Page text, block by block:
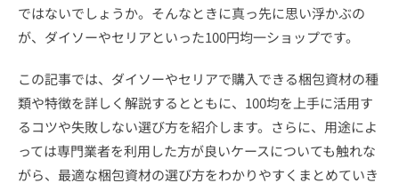
ではないでしょうか。そんなときに真っ先に思い浮かぶの
が、ダイソーやセリアといった100円均一ショップです。
この記事では、ダイソーやセリアで購入できる梱包資材の種
類や特徴を詳しく解説するとともに、100均を上手に活用す
るコツや失敗しない選び方を紹介します。さらに、用途によ
っては専門業者を利用した方が良いケースについても触れな
がら、最適な梱包資材の選び方をわかりやすくまとめていき